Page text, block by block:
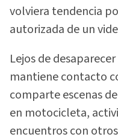
volviera tendencia
autorizada de un
Lejos de
mantiene contacto
comparte escenas
en motocicleta,
encuentros con